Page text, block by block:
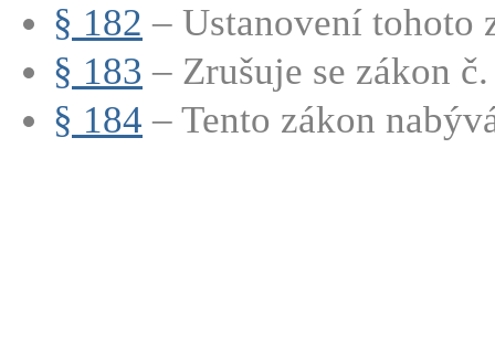
§ 182 – Ustanovení tohoto
§ 183 – Zrušuje se zákon
§ 184 – Tento zákon